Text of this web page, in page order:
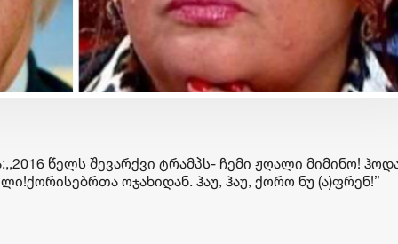
წელს შევარქვი ტრამპს- ჩემი ჟღალი მიმინო!
ოჯახიდან. ჰაუ, ჰაუ, ქორო ნუ (ა)ფრენ!”
ბიზნესი & ეკონომიკა
საქართველოს ბანკის
მობილბანკში ჩატბოტთან
ბიზნესი & ეკონომიკა
თბილისის
გზის
გაფორმდა